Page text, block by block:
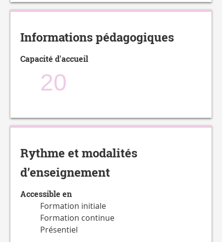
Informations pédagogiques
Capacité d'accueil
20
Rythme et modalités
d’enseignement
Accessible en
Formation initiale
Formation continue
Présentiel